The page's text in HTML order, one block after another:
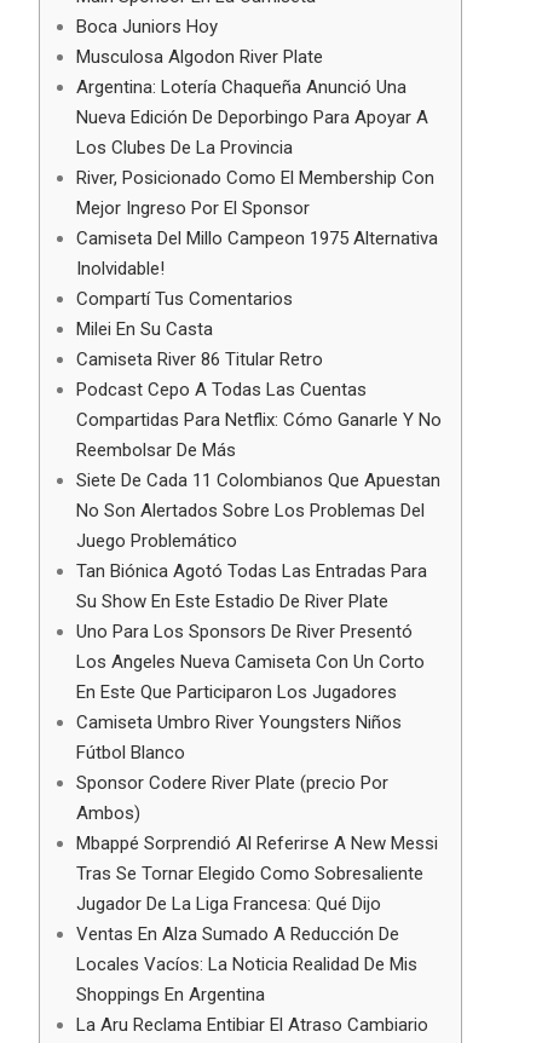
Boca Juniors Hoy
Musculosa Algodon River Plate
Argentina: Lotería Chaqueña Anunció Una
Nueva Edición De Deporbingo Para Apoyar A
Los Clubes De La Provincia
River, Posicionado Como El Membership Con
Mejor Ingreso Por El Sponsor
Camiseta Del Millo Campeon 1975 Alternativa
Inolvidable!
Compartí Tus Comentarios
Milei En Su Casta
Camiseta River 86 Titular Retro
Podcast Cepo A Todas Las Cuentas
Compartidas Para Netflix: Cómo Ganarle Y No
Reembolsar De Más
Siete De Cada 11 Colombianos Que Apuestan
No Son Alertados Sobre Los Problemas Del
Juego Problemático
Tan Biónica Agotó Todas Las Entradas Para
Su Show En Este Estadio De River Plate
Uno Para Los Sponsors De River Presentó
Los Angeles Nueva Camiseta Con Un Corto
En Este Que Participaron Los Jugadores
Camiseta Umbro River Youngsters Niños
Fútbol Blanco
Sponsor Codere River Plate (precio Por
Ambos)
Mbappé Sorprendió Al Referirse A New Messi
Tras Se Tornar Elegido Como Sobresaliente
Jugador De La Liga Francesa: Qué Dijo
Ventas En Alza Sumado A Reducción De
Locales Vacíos: La Noticia Realidad De Mis
Shoppings En Argentina
La Aru Reclama Entibiar El Atraso Cambiario